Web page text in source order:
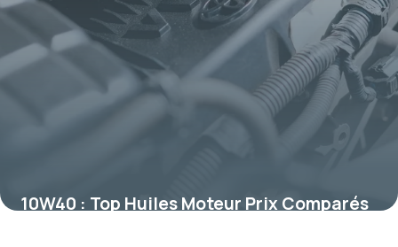
10W40 : Top Huiles Moteur Prix Comparés